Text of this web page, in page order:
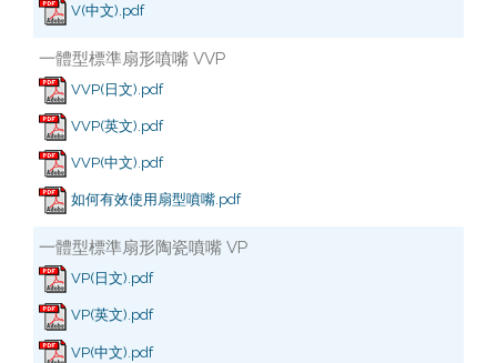
V(中文).pdf
一體型標準扇形噴嘴 VVP
VVP(日文).pdf
VVP(英文).pdf
VVP(中文).pdf
如何有效使用扇型噴嘴.pdf
一體型標準扇形陶瓷噴嘴 VP
VP(日文).pdf
VP(英文).pdf
VP(中文).pdf